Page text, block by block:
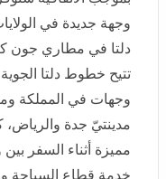
مطاري جون كينيدي
المملكة ومنطقة
والرياض، كما سيحظى
بين وجهات الطرفين،
والأعمال.